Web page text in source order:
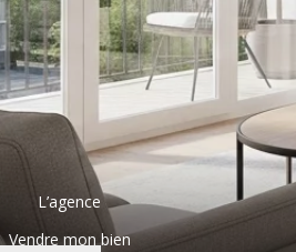
L’agence
Vendre mon bien